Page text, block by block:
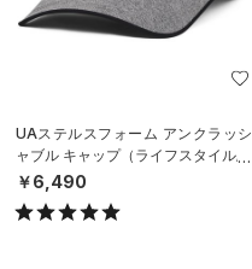
UAステルスフォーム アンクラッシ
ャブル キャップ（ライフスタイル/U
NISEX）
￥6,490